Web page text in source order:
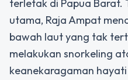
terletak di Papua Barat.
utama, Raja Ampat
bawah laut yang tak
melakukan snorkeling
keanekaragaman